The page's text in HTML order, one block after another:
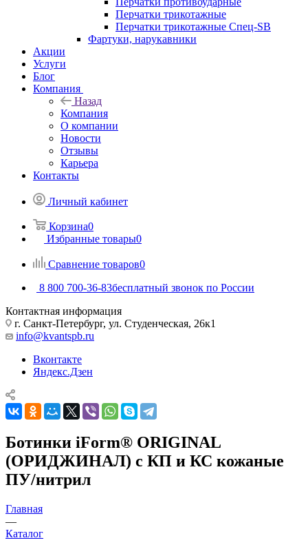
Перчатки трикотажные
Перчатки трикотажные Спец-SB
Фартуки, нарукавники
Акции
Услуги
Блог
Компания
Назад
Компания
О компании
Новости
Отзывы
Карьера
Контакты
Личный кабинет
Корзина0
Избранные товары0
Сравнение товаров0
8 800 700-36-83бесплатный звонок по России
Контактная информация
г. Санкт-Петербург, ул. Студенческая, 26к1
info@kvantspb.ru
Вконтакте
Яндекс.Дзен
Ботинки iForm® ORIGINAL
(ОРИДЖИНАЛ) с КП и КС кожаные
ПУ/нитрил
Главная
—
Каталог